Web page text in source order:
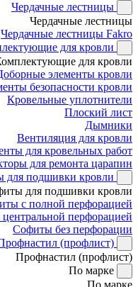
Чердачные лестницы
Чердачные лестницы
Чердачные лестницы Fakro
для кровли
для кровли
элементы кровли
безопасности кровли
Кровельные уплотнители
Плоский лист
Дымники
Вентиляция для кровли
для кровельных работ
для ремонта царапин
для подшивки кровли
для подшивки кровли
с полной перфорацией
перфорацией
Софиты без перфорации
(профлист)
Профнастил (профлист)
По марке
По марке